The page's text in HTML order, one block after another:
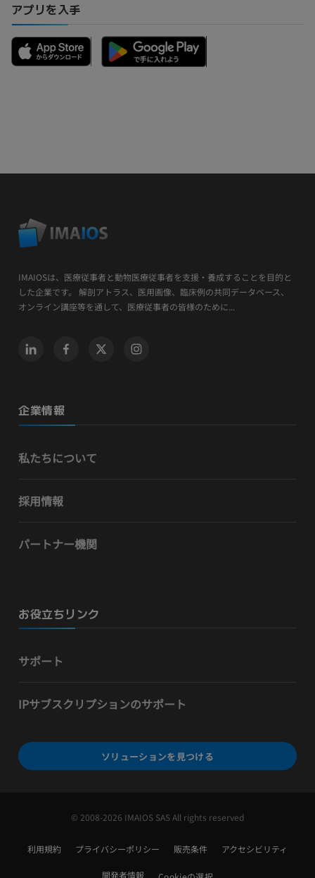
アプリを入手
IMAIOSは、医療従事者と動物医療従事者を支援・養成することを目的と
した企業です。 解剖アトラス、医用画像、臨床例の共同データベース、
オンライン講座等を通して、医療従事者の皆様のために...
企業情報
私たちについて
採用情報
パートナー機関
お役立ちリンク
サポート
IPサブスクリプションのサポート
ソリューションを見つける
© 2008-2026 IMAIOS SAS All rights reserved
利用規約 プライバシーポリシー 販売条件 アクセシビリティ
開発者情報